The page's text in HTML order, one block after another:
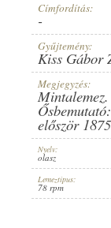
MŰFAJ: ÁRIA
MEGJELENÉS IDEJE:
Címfordítás:
-
Gyűjtemény:
Kiss Gábor
Megjegyzés:
először
Nyelv:
olasz
Lemeztípus:
78 rpm